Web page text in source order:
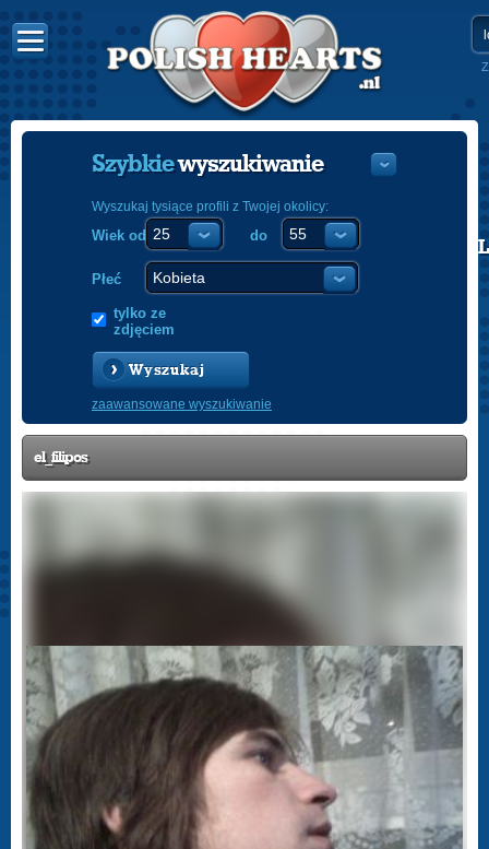
POLISH
Szybkiewyszukiwanie
Wyszukaj tysiące profili z Twojej okolicy:
Wiek od do
Płeć
tylko ze
zdjęciem
Wyszukaj
zaawansowane wyszukiwanie
el_filipos